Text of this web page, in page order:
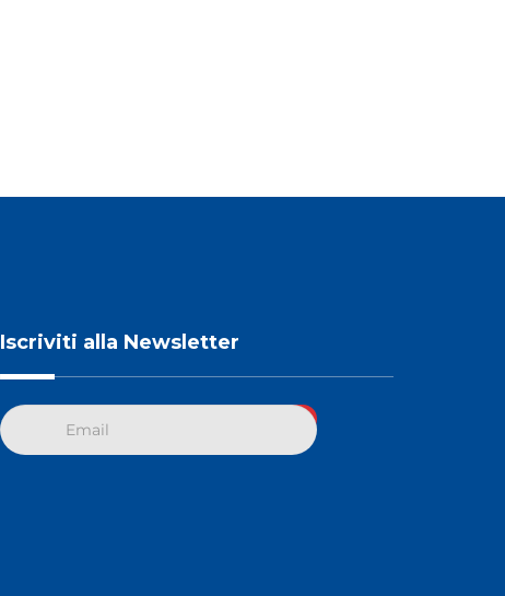
Iscriviti alla Newsletter